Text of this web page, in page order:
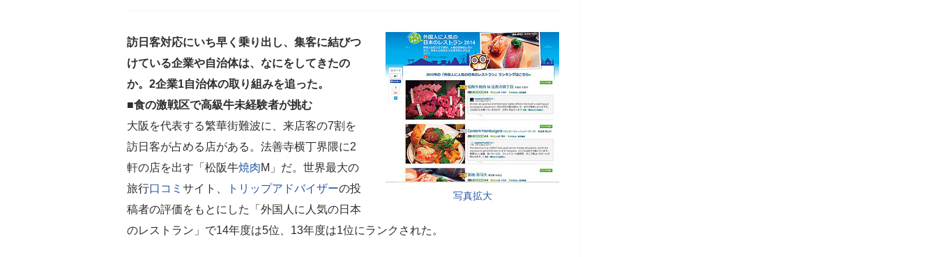
写真拡大
訪日客対応にいち早く乗り出し、集客に結びつ
けている企業や自治体は、なにをしてきたの
か。2企業1自治体の取り組みを追った。
■食の激戦区で高級牛未経験者が挑む
大阪を代表する繁華街難波に、来店客の7割を
訪日客が占める店がある。法善寺横丁界隈に2
軒の店を出す「松阪牛焼肉M」だ。世界最大の
旅行口コミ サイト、 トリップアドバイザーの投
稿者の評価をもとにした「外国人に人気の日本
のレストラン」で14年度は5位、13年度は1位にランクされた。